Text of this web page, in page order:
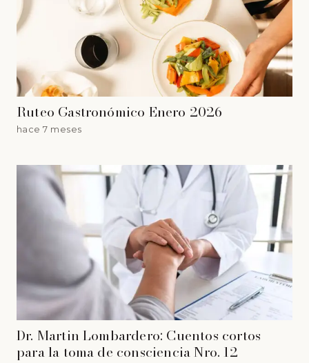
Ruteo Gastronómico Enero 2026
hace 7 meses
Dr. Martin Lombardero: Cuentos cortos
para la toma de consciencia Nro. 12